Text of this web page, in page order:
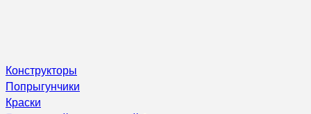
Конструкторы
Попрыгунчики
Краски